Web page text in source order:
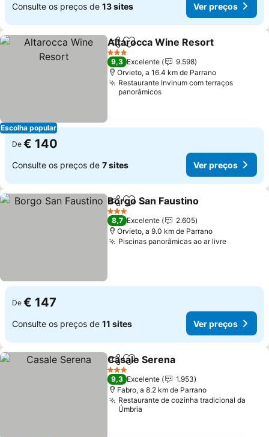
Consulte os preços de 13 sites Ver preços
Escolha popular
PartilharAdicionar aos favoritos
Altarocca Wine Resort
3 Estrelas
9,3 Excelente
9.598
Orvieto, a 16.4 km de Parrano
Restaurante Invinum com terraços
panorâmicos
De € 140
Consulte os preços de 7 sites Ver preços
PartilharAdicionar aos favoritos
Borgo San Faustino
3 Estrelas
8,7 Excelente
2.605
Orvieto, a 9.0 km de Parrano
Piscinas panorâmicas ao ar livreVer
De € 147
Consulte os preços de 11 sites Ver preços
PartilharAdicionar aos favoritos
Casale Serena
3 Estrelas
9,3 Excelente
1.953
Fabro, a 8.2 km de Parrano
Restaurante de cozinha tradicional da
Úmbria